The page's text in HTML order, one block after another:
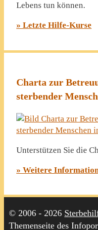
Lebens tun können.
» Letzte Hilfe-Kurse
Charta zur
sterbender
Unterstützen Sie die
» Weitere
© 2006 - 2026
Themenseite des